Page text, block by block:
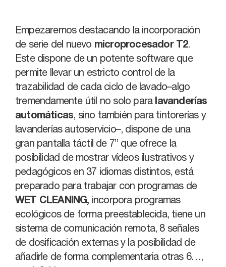
Empezaremos destacando la incorporación
de serie del nuevo microprocesador T2.
Este dispone de un potente software que
permite llevar un estricto control de la
trazabilidad de cada ciclo de lavado–algo
tremendamente útil no solo para lavanderías
automáticas, sino también para tintorerías y
lavanderías autoservicio–, dispone de una
gran pantalla táctil de 7” que ofrece la
posibilidad de mostrar vídeos ilustrativos y
pedagógicos en 37 idiomas distintos, está
preparado para trabajar con programas de
WET CLEANING, incorpora programas
ecológicos de forma preestablecida, tiene un
sistema de comunicación remota, 8 señales
de dosificación externas y la posibilidad de
añadirle de forma complementaria otras 6…,